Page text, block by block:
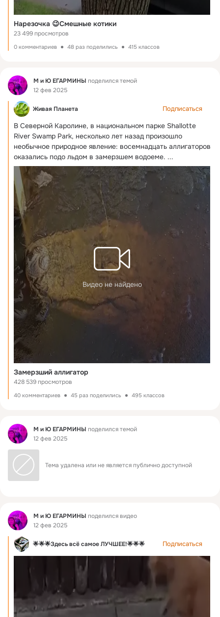
Нарезочка 😉Смешные котики
23 499 просмотров
0 комментариев 48 раз поделились 415 классов
Фид М и Ю ЕГАРМИНЫ поделился темой
12 фев 2025
Живая Планета Подписаться
В Северной Каролине, в национальном парке Shallotte
River Swamp Park, несколько лет назад произошло
необычное природное явление: восемнадцать аллигаторов
оказались подо льдом в замерзшем водоеме. ...
Видео не найдено
Замерзший аллигатор
428 539 просмотров
40 комментариев 45 раз поделились 495 классов
Фид М и Ю ЕГАРМИНЫ поделился темой
12 фев 2025
Тема удалена или не является публично доступной
Фид М и Ю ЕГАРМИНЫ поделился видео
12 фев 2025
🌟🌟🌟Здесь всё самое ЛУЧШЕЕ!🌟🌟🌟 Подписаться